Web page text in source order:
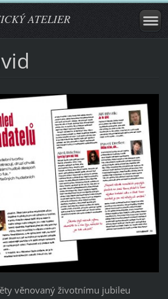
ATELIER
věnovaný životnímu jubileu